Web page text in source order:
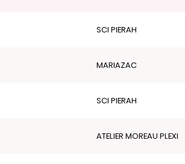
SCI PIERAH
MARIAZAC
SCI PIERAH
ATELIER MOREAU PLEXI